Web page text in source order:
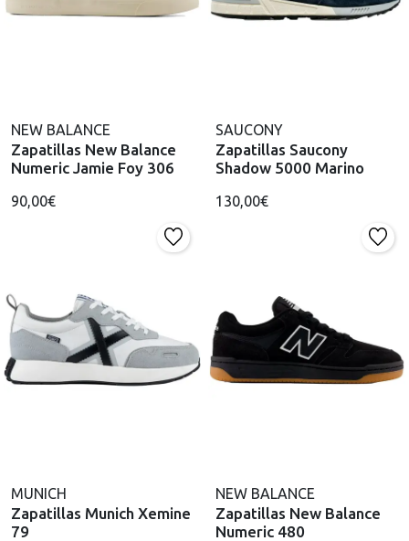
NEW BALANCE
Zapatillas New Balance
Numeric Jamie Foy 306
90,00€
SAUCONY
Zapatillas Saucony
Shadow 5000 Marino
130,00€
MUNICH
Zapatillas Munich Xemine
79
NEW BALANCE
Zapatillas New Balance
Numeric 480